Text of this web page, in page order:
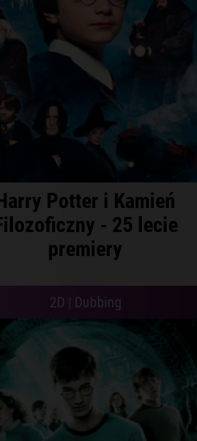
Potter i Kamień
- 25 lecie
premiery
2D | Dubbing